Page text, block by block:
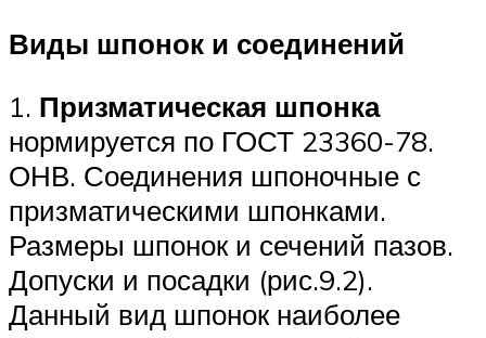
Виды шпонок и соединений
1. Призматическая шпонка
нормируется по ГОСТ 23360-78.
ОНВ. Соединения шпоночные с
призматическими шпонками.
Размеры шпонок и сечений пазов.
Допуски и посадки (рис.9.2).
Данный вид шпонок наиболее